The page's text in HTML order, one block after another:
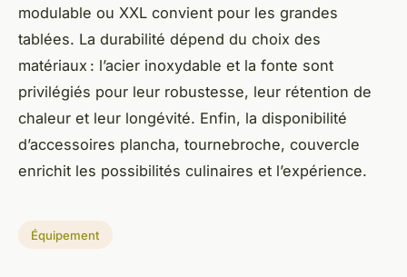
modulable ou XXL convient pour les grandes
tablées. La durabilité dépend du choix des
matériaux : l’acier inoxydable et la fonte sont
privilégiés pour leur robustesse, leur rétention de
chaleur et leur longévité. Enfin, la disponibilité
d’accessoires plancha, tournebroche, couvercle
enrichit les possibilités culinaires et l’expérience.
Équipement